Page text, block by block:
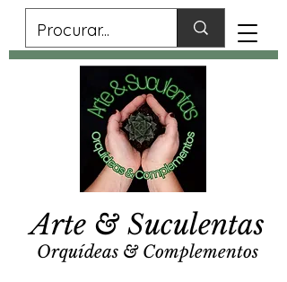
Arte & Suculentas
Orquídeas & Complementos